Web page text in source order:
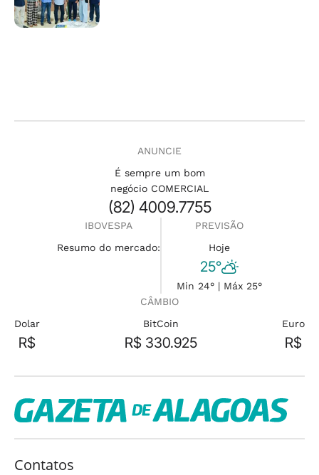
ANUNCIE
É sempre um bom
negócio COMERCIAL
(82) 4009.7755
IBOVESPA
Resumo do mercado:
PREVISÃO
Hoje
25°
Min 24° | Máx 25°
CÂMBIO
Dolar
R$
BitCoin
R$ 330.925
Euro
R$
Contatos